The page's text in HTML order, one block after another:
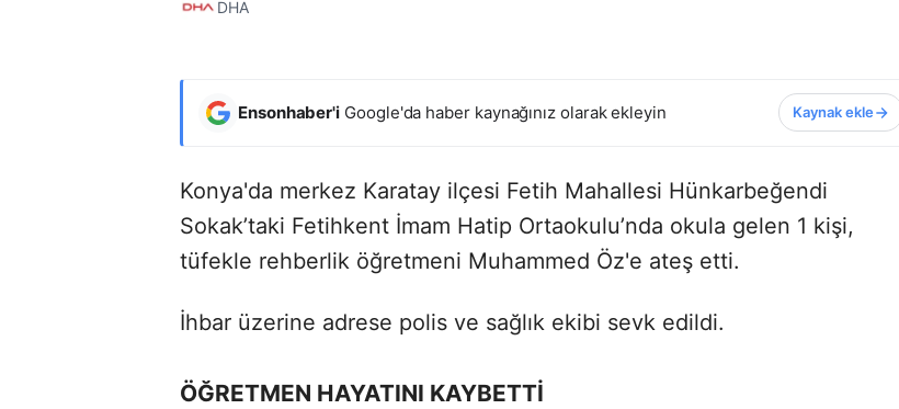
DHA
Ensonhaber'i Google'da haber kaynağınız olarak ekleyin Kaynak ekle
Konya'da merkez Karatay ilçesi Fetih Mahallesi Hünkarbeğendi
Sokak’taki Fetihkent İmam Hatip Ortaokulu’nda okula gelen 1 kişi,
tüfekle rehberlik öğretmeni Muhammed Öz'e ateş etti.
İhbar üzerine adrese polis ve sağlık ekibi sevk edildi.
ÖĞRETMEN HAYATINI KAYBETTİ